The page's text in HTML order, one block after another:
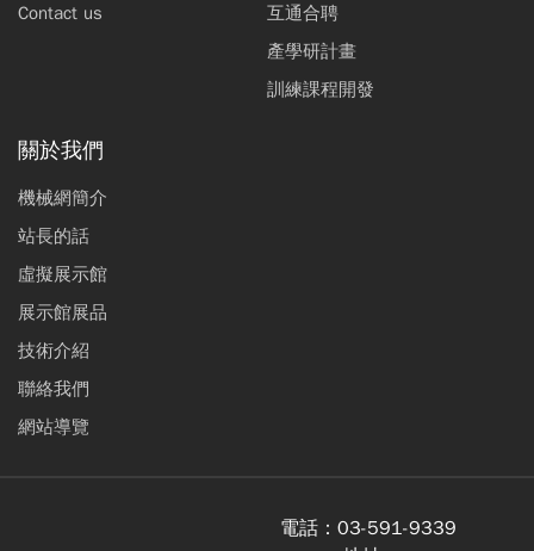
Contact us
互通合聘
產學研計畫
訓練課程開發
關於我們
機械網簡介
站長的話
虛擬展示館
展示館展品
技術介紹
聯絡我們
網站導覽
電話： 03-591-9339